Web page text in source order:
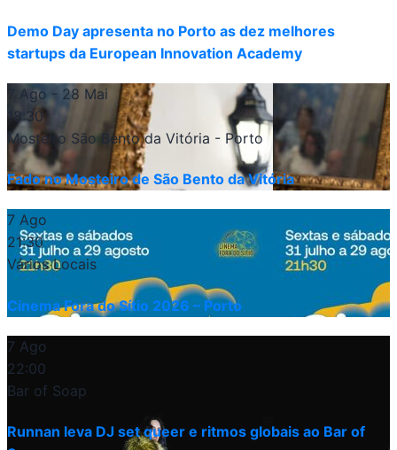
Demo Day apresenta no Porto as dez melhores
startups da European Innovation Academy
7 Ago - 28 Mai
18:30
Mosteiro São Bento da Vitória - Porto
Fado no Mosteiro de São Bento da Vitória
7 Ago
21:30
Vários Locais
Cinema Fora do Sítio 2026 – Porto
7 Ago
22:00
Bar of Soap
Runnan leva DJ set queer e ritmos globais ao Bar of